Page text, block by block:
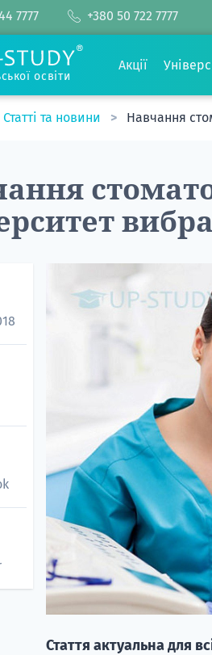
7777 +380 50 722 7777
освіти
Акції
Статті та новини Навчання
Стаття актуальна для